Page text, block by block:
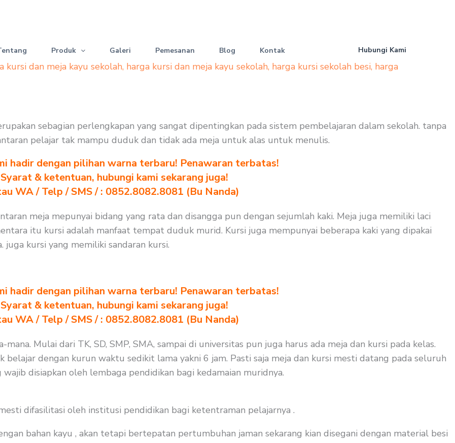
Produk Galeri Pemesanan Blog Kontak Hubungi Kami
kursi dan meja kayu sekolah, harga kursi dan meja kayu sekolah, harga kursi sekolah besi, harga
sebagian perlengkapan yang sangat dipentingkan pada sistem pembelajaran dalam sekolah. tanpa
pelajar tak mampu duduk dan tidak ada meja untuk alas untuk menulis.
hadir dengan pilihan warna terbaru! Penawaran terbatas!
Syarat & ketentuan, hubungi kami sekarang juga!
WA / Telp / SMS / : 0852.8082.8081 (Bu Nanda)
meja mepunyai bidang yang rata dan disangga pun dengan sejumlah kaki. Meja juga memiliki laci
itu kursi adalah manfaat tempat duduk murid. Kursi juga mempunyai beberapa kaki yang dipakai
kursi yang memiliki sandaran kursi.
hadir dengan pilihan warna terbaru! Penawaran terbatas!
Syarat & ketentuan, hubungi kami sekarang juga!
WA / Telp / SMS / : 0852.8082.8081 (Bu Nanda)
Mulai dari TK, SD, SMP, SMA, sampai di universitas pun juga harus ada meja dan kursi pada kelas.
dengan kurun waktu sedikit lama yakni 6 jam. Pasti saja meja dan kursi mesti datang pada seluruh
disiapkan oleh lembaga pendidikan bagi kedamaian muridnya.
difasilitasi oleh institusi pendidikan bagi ketentraman pelajarnya .
bahan kayu , akan tetapi bertepatan pertumbuhan jaman sekarang kian disegani dengan material besi